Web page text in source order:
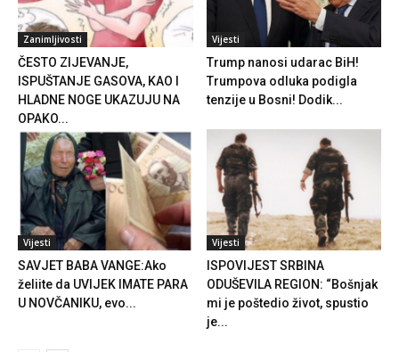
Zanimljivosti
ČESTO ZIJEVANJE,
ISPUŠTANJE GASOVA, KAO I
HLADNE NOGE UKAZUJU NA
OPAKO...
Vijesti
Trump nanosi udarac BiH!
Trumpova odluka podigla
tenzije u Bosni! Dodik...
Vijesti
SAVJET BABA VANGE:Ako
želiite da UVIJEK IMATE PARA
U NOVČANIKU, evo...
Vijesti
ISPOVIJEST SRBINA
ODUŠEVILA REGION: “Bošnjak
mi je poštedio život, spustio
je...